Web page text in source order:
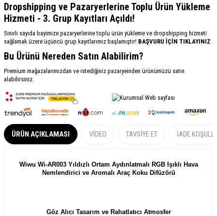
Dropshipping ve Pazaryerlerine Toplu Ürün Yükleme
Hizmeti - 3. Grup Kayıtları Açıldı!
Sınırlı sayıda bayimize pazaryerlerine toplu ürün yükleme ve dropshipping hizmeti
sağlamak üzere üçüncü grup kayıtlarımız başlamıştır! BAŞVURU İÇİN TIKLAYINIZ
Bu Ürünü Nereden Satın Alabilirim?
Premium mağazalarımızdan ve istediğiniz pazaryeinden ürünümüzü satın
alabilirsiniz.
ÜRÜN AÇIKLAMASI VIDEO TAVSIYE ET İADE
Wiwu Wi-AR003 Yıldızlı Ortam Aydınlatmalı RGB Işıklı Hava
Nemlendirici ve Aromalı Araç Koku Difüzörü
Göz Alıcı Tasarım ve Rahatlatıcı Atmosfer